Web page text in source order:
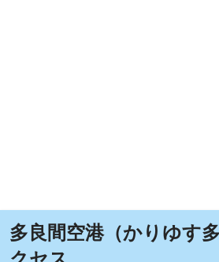
多良間空港（かりゆす